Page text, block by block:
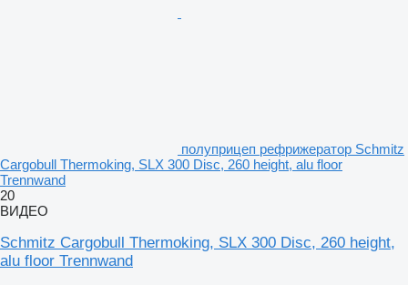
полуприцеп рефрижератор Schmitz
Cargobull Thermoking, SLX 300 Disc, 260 height, alu floor
Trennwand
20
ВИДЕО
Schmitz Cargobull Thermoking, SLX 300 Disc, 260 height,
alu floor Trennwand